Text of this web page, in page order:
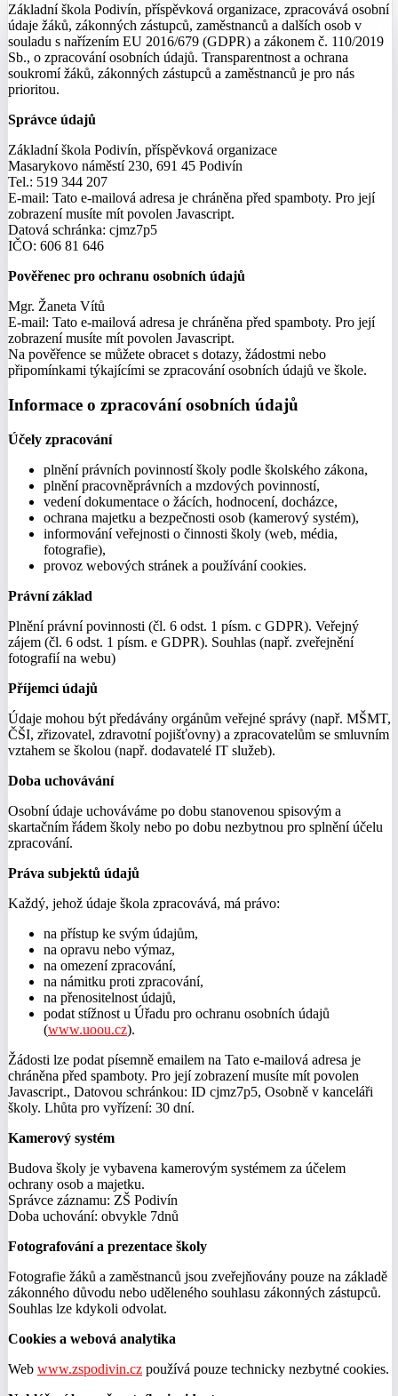
Základní škola Podivín, příspěvková organizace, zpracovává osobní
údaje žáků, zákonných zástupců, zaměstnanců a dalších osob v
souladu s nařízením EU 2016/679 (GDPR) a zákonem č. 110/2019
Sb., o zpracování osobních údajů. Transparentnost a ochrana
soukromí žáků, zákonných zástupců a zaměstnanců je pro nás
prioritou.
Správce údajů
Základní škola Podivín, příspěvková organizace
Masarykovo náměstí 230, 691 45 Podivín
Tel.: 519 344 207
E-mail: Tato e-mailová adresa je chráněna před spamboty. Pro její
zobrazení musíte mít povolen Javascript.
Datová schránka: cjmz7p5
IČO: 606 81 646
Pověřenec pro ochranu osobních údajů
Mgr. Žaneta Vítů
E-mail: Tato e-mailová adresa je chráněna před spamboty. Pro její
zobrazení musíte mít povolen Javascript.
Na pověřence se můžete obracet s dotazy, žádostmi nebo
připomínkami týkajícími se zpracování osobních údajů ve škole.
Informace o zpracování osobních údajů
Účely zpracování
plnění právních povinností školy podle školského zákona,
plnění pracovněprávních a mzdových povinností,
vedení dokumentace o žácích, hodnocení, docházce,
ochrana majetku a bezpečnosti osob (kamerový systém),
informování veřejnosti o činnosti školy (web, média,
fotografie),
provoz webových stránek a používání cookies.
Právní základ
Plnění právní povinnosti (čl. 6 odst. 1 písm. c GDPR). Veřejný
zájem (čl. 6 odst. 1 písm. e GDPR). Souhlas (např. zveřejnění
fotografií na webu)
Příjemci údajů
Údaje mohou být předávány orgánům veřejné správy (např. MŠMT,
ČŠI, zřizovatel, zdravotní pojišťovny) a zpracovatelům se smluvním
vztahem se školou (např. dodavatelé IT služeb).
Doba uchovávání
Osobní údaje uchováváme po dobu stanovenou spisovým a
skartačním řádem školy nebo po dobu nezbytnou pro splnění účelu
zpracování.
Práva subjektů údajů
Každý, jehož údaje škola zpracovává, má právo:
na přístup ke svým údajům,
na opravu nebo výmaz,
na omezení zpracování,
na námitku proti zpracování,
na přenositelnost údajů,
podat stížnost u Úřadu pro ochranu osobních údajů
(www.uoou.cz).
Žádosti lze podat písemně emailem na Tato e-mailová adresa je
chráněna před spamboty. Pro její zobrazení musíte mít povolen
Javascript., Datovou schránkou: ID cjmz7p5, Osobně v kanceláři
školy. Lhůta pro vyřízení: 30 dní.
Kamerový systém
Budova školy je vybavena kamerovým systémem za účelem
ochrany osob a majetku.
Správce záznamu: ZŠ Podivín
Doba uchování: obvykle 7dnů
Fotografování a prezentace školy
Fotografie žáků a zaměstnanců jsou zveřejňovány pouze na základě
zákonného důvodu nebo uděleného souhlasu zákonných zástupců.
Souhlas lze kdykoli odvolat.
Cookies a webová analytika
Web www.zspodivin.cz používá pouze technicky nezbytné cookies.